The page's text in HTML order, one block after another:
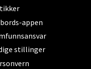
appen
stillinger